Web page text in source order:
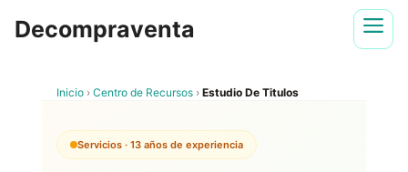
Decompraventa
Inicio › Centro de Recursos › Estudio De Titulos
Servicios · 13 años de experiencia